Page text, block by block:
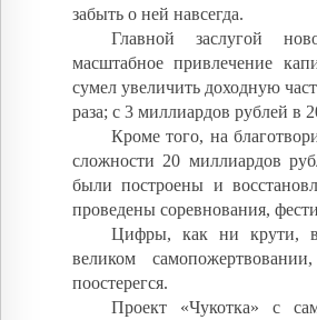
забыть о ней навсегда.
Главной заслугой
масштабное привлечение
сумел увеличить доходную
раза; с 3 миллиардов рублей в
Кроме того, на
сложности 20 миллиардов
были построены и
проведены соревнования,
Цифры, как ни крути,
великом
поостерегся.
Проект «Чукотка» с